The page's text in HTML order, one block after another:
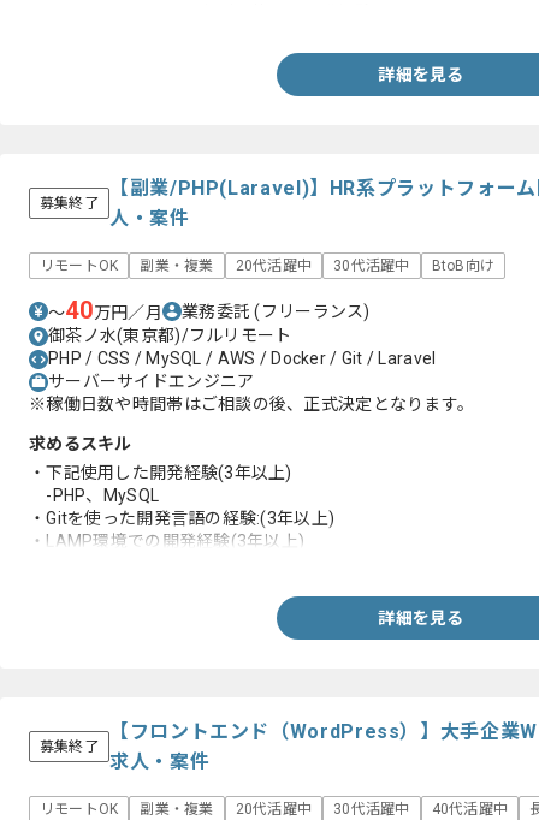
詳細を見る
募集終了
【副業/PHP(Laravel)】HR系プラットフォー
人・案件
リモートOK 副業・複業 20代活躍中 30代活躍中 BtoB向け
〜40万円／月 業務委託(フリーランス)
御茶ノ水(東京都)/フルリモート
PHP / CSS / MySQL / AWS / Docker / Git / Laravel
サーバーサイドエンジニア
※稼働日数や時間帯はご相談の後、正式決定となります。
求めるスキル
・下記使用した開発経験(3年以上)
-PHP、MySQL
・Gitを使った開発言語の経験:(3年以上)
・LAMP環境での開発経験(3年以上)
詳細を見る
募集終了
【フロントエンド（WordPress）】大手企業
求人・案件
リモートOK 副業・複業 20代活躍中 30代活躍中 40代活躍中